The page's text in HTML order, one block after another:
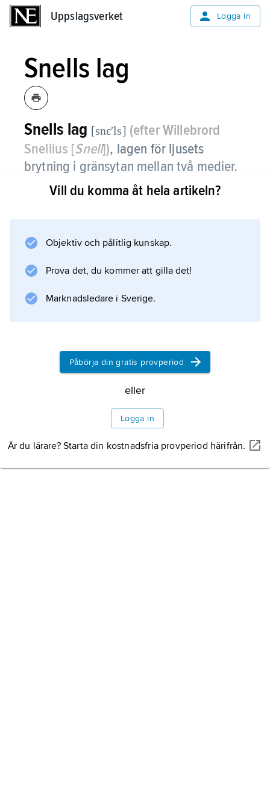
Uppslagsverket Logga in
Snells lag
Snells lag [snɛʹls] (efter Willebrord
Snellius [Snell]), lagen för ljusets
brytning i gränsytan mellan två medier.
Vill du komma åt hela artikeln?
Objektiv och pålitlig kunskap.
Prova det, du kommer att gilla det!
Marknadsledare i Sverige.
Påbörja din gratis provperiod
eller
Logga in
Är du lärare? Starta din kostnadsfria provperiod härifrån.